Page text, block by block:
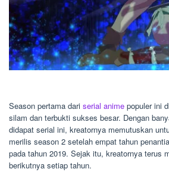
Season pertama dari serial anime populer ini
silam dan terbukti sukses besar. Dengan
didapat serial ini, kreatornya memutuskan
merilis season 2 setelah empat tahun
pada tahun 2019. Sejak itu, kreatornya terus
berikutnya setiap tahun.